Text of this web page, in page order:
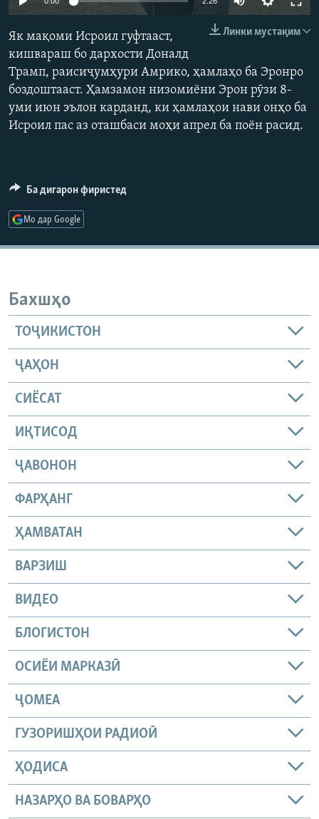
ГУЗОРИШҲОИ РАДИОӢ
ПАЙГИРӢ КУНЕД
240p 360p
720p 1080p
480p
720p
1080p
Линки мустақим
Як мақоми Исроил гуфтааст,
кишвараш бо дархости Доналд
Трамп, раисиҷумҳури Амрико, ҳамлаҳо ба Эронро
боздоштааст. Ҳамзамон низомиёни Эрон рӯзи 8-
уми июн эълон карданд, ки ҳамлаҳои нави онҳо ба
Исроил пас аз оташбаси моҳи апрел ба поён расид.
Ба дигарон фиристед
Мо дар Google
Бахшҳо
ТОҶИКИСТОН
ҶАҲОН
СИЁСАТ
ИҚТИСОД
ҶАВОНОН
ФАРҲАНГ
ҲАМВАТАН
ВАРЗИШ
ВИДЕО
БЛОГИСТОН
ОСИЁИ МАРКАЗӢ
ҶОМEА
ГУЗОРИШҲОИ РАДИОӢ
ҲОДИСА
НАЗАРҲО ВА БОВАРҲО